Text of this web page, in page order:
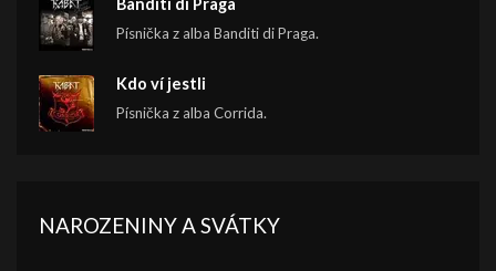
Banditi di Praga
Písnička z alba Banditi di Praga.
Kdo ví jestli
Písnička z alba Corrida.
NAROZENINY A SVÁTKY